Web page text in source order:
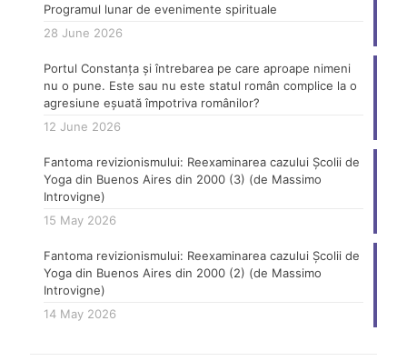
Programul lunar de evenimente spirituale
28 June 2026
Portul Constanța și întrebarea pe care aproape nimeni
nu o pune. Este sau nu este statul român complice la o
agresiune eșuată împotriva românilor?
12 June 2026
Fantoma revizionismului: Reexaminarea cazului Școlii de
Yoga din Buenos Aires din 2000 (3) (de Massimo
Introvigne)
15 May 2026
Fantoma revizionismului: Reexaminarea cazului Școlii de
Yoga din Buenos Aires din 2000 (2) (de Massimo
Introvigne)
14 May 2026